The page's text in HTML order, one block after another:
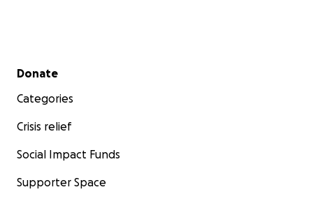
Secondary menu
Donate
Categories
Crisis relief
Social Impact Funds
Supporter Space